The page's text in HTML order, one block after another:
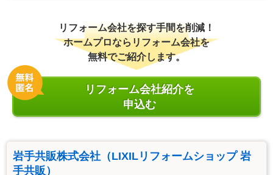
リフォーム会社を探す手間を削減！
ホームプロならリフォーム会社を
無料でご紹介します。
リフォーム会社紹介を
申込む
岩手共販株式会社（LIXILリフォームショップ 岩
手共販）